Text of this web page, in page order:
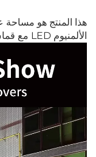
هذا المنتج هو
الألمنيوم LED مع قماش تنجيد مطاطي، ويتميز بمزايا كبيرة: